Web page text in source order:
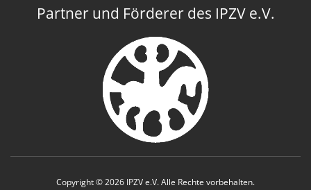
Partner und Förderer des IPZV e.V.
Copyright © 2026 IPZV e.V. Alle Rechte vorbehalten.